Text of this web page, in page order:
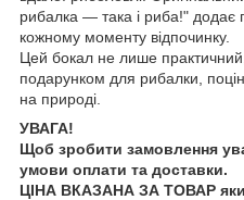
рибалка — така і риба!" додає
кожному моменту відпочинку.
Цей бокал не лише
подарунком для рибалки,
на природі.
УВАГА!
Щоб зробити замовлення
умови оплати та доставки.
ЦІНА ВКАЗАНА ЗА ТОВАР